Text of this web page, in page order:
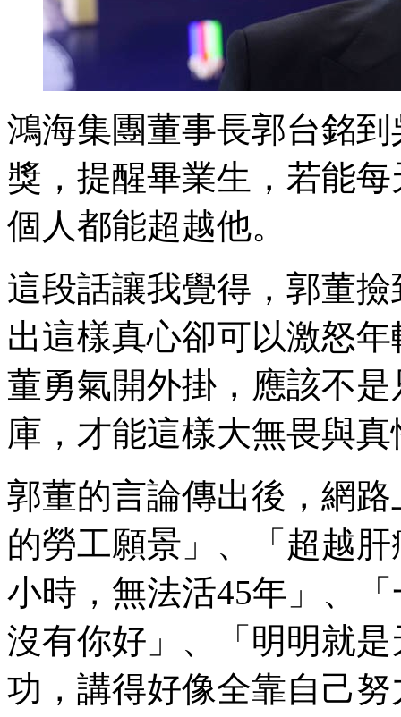
鴻海集團董事長郭台銘
獎，提醒畢業生，若能
個人都能超越他。
這段話讓我覺得，郭董
出這樣真心卻可以激怒
董勇氣開外掛，應該不
庫，才能這樣大無畏與
郭董的言論傳出後，網
的勞工願景」、「超越
小時，無法活45年」、
沒有你好」、「明明就
功，講得好像全靠自己